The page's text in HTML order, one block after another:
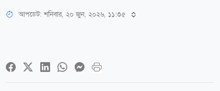
আপডেট: শনিবার, ২০ জুন, ২০২৬, ১১:৩৫